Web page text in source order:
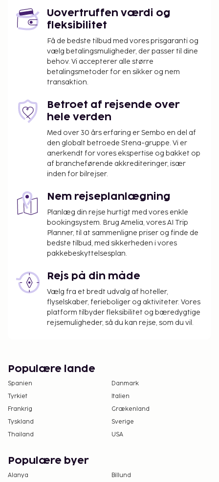
Boligen er for nylig blevet renoveret (2024).
I visse lejligheder er der almindelig miniovn i stedet
for mikrobølgeovn.
Basic WiFi indgår (maks. 5 enheder for at surfe,
læse e-mail og søge). Opvarmning, pengeskab (mod
betaling), sat-tv, internet, mikrobølgeovn,
bad/bruser og toilet. Altan eller terrasse.
Bygningens faciliteter
Reception, morgenmadsrestaurant, udendørspool,
spa (mod betaling), tennis (mod betaling), bar,
diskotek/underholdning, Wi-Fi, parkering.
Tilvalg
Babysæt (seng, lagen, puslebord, børnestol, lille
børnevogn for baby op til to år) bookes på
forhånd. Gratis. Husdyr mod betaling.
Andet
Slutrengøring indgår. Køkkenrengøring udføres af
gæsten. Sengelinned og håndklæder indgår.
Turistskat/Miljøgebyr betales på plads. Depositum €
4 etager, ingen elevator.
kan forekomme i juni, juli og august. Resten af tiden
normalt min. 2-4 nætters ophold. Ankomstregler
kan løbende ændres. Indcheckningstid: 17:00 -
20:00, udcheckningstid: 10:00.
Uovertruffen værdi og
fleksibilitet
Få de bedste tilbud med vores prisgaranti og
vælg betalingsmuligheder, der passer til dine
behov. Vi accepterer alle større
betalingsmetoder for en sikker og nem
transaktion.
Betroet af rejsende over
hele verden
Med over 30 års erfaring er Sembo en del af
den globalt betroede Stena-gruppe. Vi er
anerkendt for vores ekspertise og bakket op
af brancheførende akkrediteringer, især
inden for bilrejser.
Nem rejseplanlægning
Planlæg din rejse hurtigt med vores enkle
bookingsystem. Brug Amelia, vores AI Trip
Planner, til at sammenligne priser og finde de
bedste tilbud, med sikkerheden i vores
pakkebeskyttelsesplan.
Rejs på din måde
Vælg fra et bredt udvalg af hoteller,
flyselskaber, ferieboliger og aktiviteter. Vores
platform tilbyder fleksibilitet og bæredygtige
rejsemuligheder, så du kan rejse, som du vil.
Populære lande
Spanien
Danmark
Tyrkiet
Italien
Frankrig
Grækenland
Tyskland
Sverige
Thailand
USA
Populære byer
Alanya
Billund